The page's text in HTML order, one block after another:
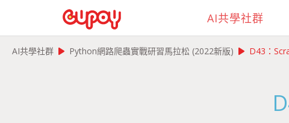
AI共學社群
AI共學社群 play_arrow Python網路爬蟲實戰研習馬拉松 (2022新版) play_arrow D43：